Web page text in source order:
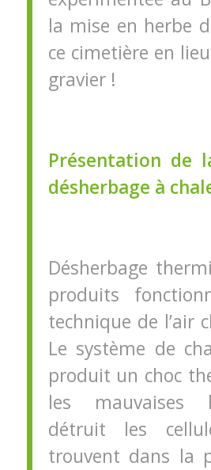
la mise en herbe
ce cimetière en
gravier !
Présentation de
désherbage à
Désherbage
produits
technique de l’air
Le système de
produit un choc
les mauvaises
détruit les
trouvent dans la